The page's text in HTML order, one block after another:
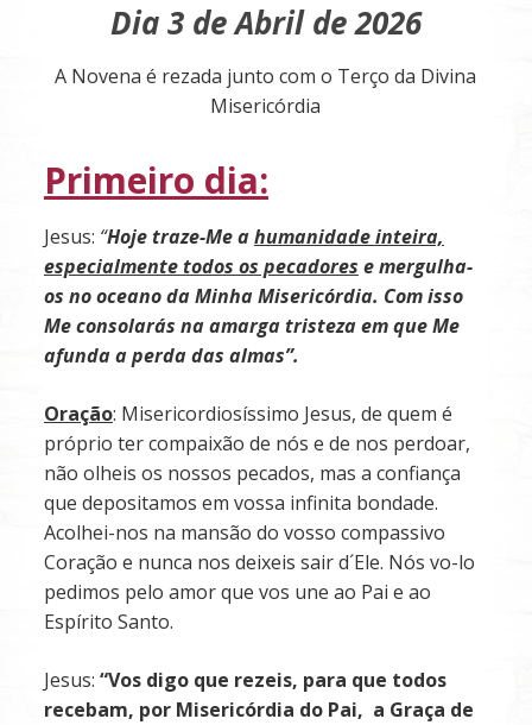
Dia 3 de Abril de 2026
A Novena é rezada junto com o Terço da Divina
Misericórdia
Primeiro dia:
Jesus: “Hoje traze-Me ahumanidade inteira,
especialmente todos os pecadores e mergulha-
os no oceano da Minha Misericórdia. Com isso
Me consolarás na amarga tristeza em que Me
afunda a perda das almas”.
Oração: Misericordiosíssimo Jesus, de quem é
próprio ter compaixão de nós e de nos perdoar,
não olheis os nossos pecados, mas a confiança
que depositamos em vossa infinita bondade.
Acolhei-nos na mansão do vosso compassivo
Coração e nunca nos deixeis sair d´Ele. Nós vo-lo
pedimos pelo amor que vos une ao Pai e ao
Espírito Santo.
Jesus: “Vos digo que rezeis, para que todos
recebam, por Misericórdia do Pai, a Graça de